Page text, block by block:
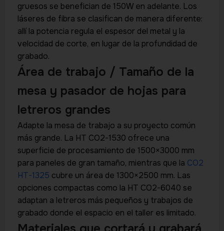
gruesos se benefician de 150W en adelante. Los
láseres de fibra se clasifican de manera diferente:
allí la potencia regula el espesor del metal y la
velocidad de corte, en lugar de la profundidad de
grabado.
Área de trabajo / Tamaño de la
mesa y pasador de hojas para
letreros grandes
Adapte la mesa de trabajo a su proyecto común
más grande. La HT CO2-1530 ofrece una
superficie de procesamiento de 1500×3000 mm
para paneles de gran tamaño, mientras que la CO2
HT-1325 cubre un área de 1300×2500 mm. Las
opciones compactas como la HT CO2-6040 se
adaptan a letreros más pequeños y trabajos de
grabado donde el espacio en el taller es limitado.